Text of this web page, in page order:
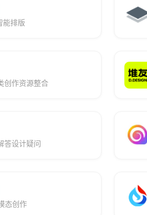
能排版
创作资源整合
答设计疑问
态创作